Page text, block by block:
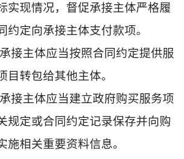
实现情况，督促承接主体严格履
约定向承接主体支付款项。
主体应当按照合同约定提供服
目转包给其他主体。
主体应当建立政府购买服务项
规定或合同约定记录保存并向购
施相关重要资料信息。